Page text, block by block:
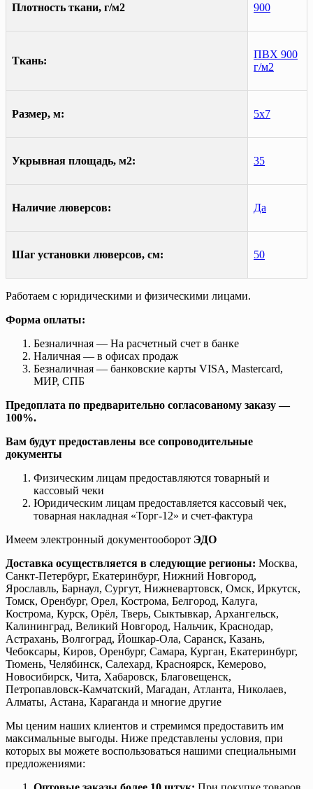
Плотность ткани, г/м2 900
Ткань:
ПВХ 900
г/м2
Размер, м: 5х7
Укрывная площадь, м2: 35
Наличие люверсов: Да
Шаг установки люверсов, см: 50
Работаем с юридическими и физическими лицами.
Форма оплаты:
Безналичная — На расчетный счет в банке
Наличная — в офисах продаж
Безналичная — банковские карты VISA, Mastercard,
МИР, СПБ
Предоплата по предварительно согласованому заказу —
100%.
Вам будут предоставлены все сопроводительные
документы
Физическим лицам предоставляются товарный и
кассовый чеки
Юридическим лицам предоставляется кассовый чек,
товарная накладная «Торг-12» и счет-фактура
Имеем электронный документооборот ЭДО
Доставка осуществляется в следующие регионы: Москва,
Санкт-Петербург, Екатеринбург, Нижний Новгород,
Ярославль, Барнаул, Сургут, Нижневартовск, Омск, Иркутск,
Томск, Оренбург, Орел, Кострома, Белгород, Калуга,
Кострома, Курск, Орёл, Тверь, Сыктывкар, Архангельск,
Калининград, Великий Новгород, Нальчик, Краснодар,
Астрахань, Волгоград, Йошкар-Ола, Саранск, Казань,
Чебоксары, Киров, Оренбург, Самара, Курган, Екатеринбург,
Тюмень, Челябинск, Салехард, Красноярск, Кемерово,
Новосибирск, Чита, Хабаровск, Благовещенск,
Петропавловск-Камчатский, Магадан, Атланта, Николаев,
Алматы, Астана, Караганда и многие другие
Мы ценим наших клиентов и стремимся предоставить им
максимальные выгоды. Ниже представлены условия, при
которых вы можете воспользоваться нашими специальными
предложениями: